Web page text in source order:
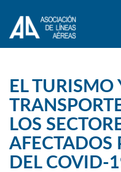
EL TURISMO
LOS
AFECTADOS
DEL COVID-